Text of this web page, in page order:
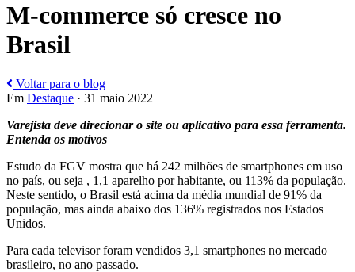
M-commerce só cresce no
Brasil
Voltar para o blog
Em Destaque · 31 maio 2022
Varejista deve direcionar o site ou aplicativo para essa ferramenta.
Entenda os motivos
Estudo da FGV mostra que há 242 milhões de smartphones em uso
no país, ou seja , 1,1 aparelho por habitante, ou 113% da população.
Neste sentido, o Brasil está acima da média mundial de 91% da
população, mas ainda abaixo dos 136% registrados nos Estados
Unidos.
Para cada televisor foram vendidos 3,1 smartphones no mercado
brasileiro, no ano passado.